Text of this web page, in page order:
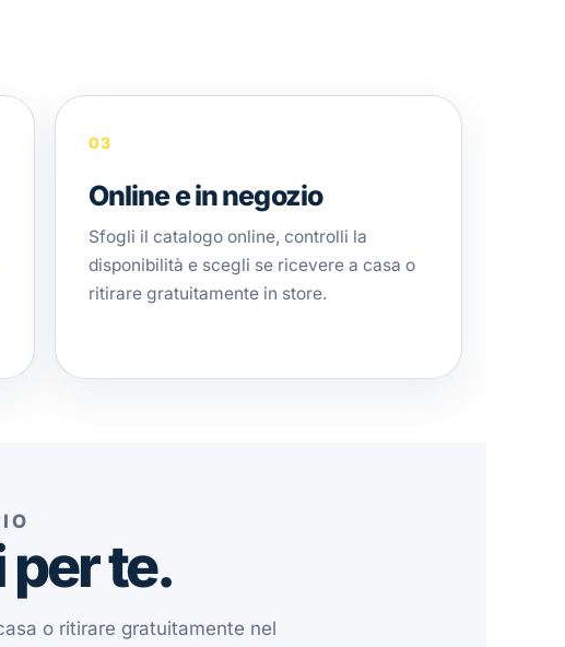
03
Online e in negozio
Sfogli il catalogo online, controlli la
disponibilità e scegli se ricevere a casa o
ritirare gratuitamente in store.
te.
o ritirare gratuitamente nel